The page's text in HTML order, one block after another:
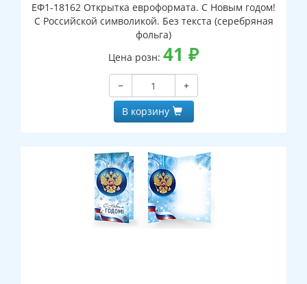
ЕФ1-18162 Открытка евроформата. С Новым годом!
С Российской символикой. Без текста (серебряная
фольга)
Цена розн: 41 ₽
−
+
В корзину